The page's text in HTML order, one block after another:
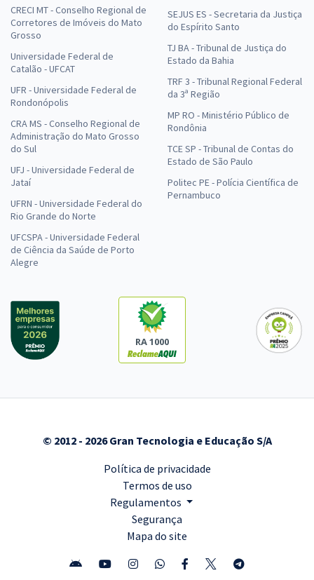
CRECI MT - Conselho Regional de
Corretores de Imóveis do Mato
Grosso
Universidade Federal de
Catalão - UFCAT
UFR - Universidade Federal de
Rondonópolis
CRA MS - Conselho Regional de
Administração do Mato Grosso
do Sul
UFJ - Universidade Federal de
Jataí
UFRN - Universidade Federal do
Rio Grande do Norte
UFCSPA - Universidade Federal
de Ciência da Saúde de Porto
Alegre
SEJUS ES - Secretaria da Justiça
do Espírito Santo
TJ BA - Tribunal de Justiça do
Estado da Bahia
TRF 3 - Tribunal Regional Federal
da 3ª Região
MP RO - Ministério Público de
Rondônia
TCE SP - Tribunal de Contas do
Estado de São Paulo
Politec PE - Polícia Científica de
Pernambuco
RA 1000
© 2012 - 2026 Gran Tecnologia e Educação S/A
Política de privacidade
Termos de uso
Regulamentos
Segurança
Mapa do site